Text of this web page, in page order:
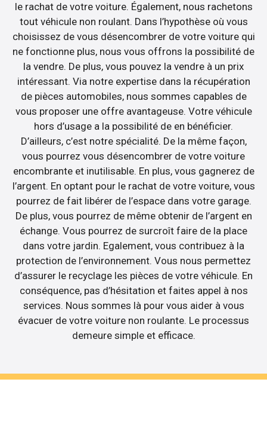
le rachat de votre voiture. Également, nous rachetons
tout véhicule non roulant. Dans l’hypothèse où vous
choisissez de vous désencombrer de votre voiture qui
ne fonctionne plus, nous vous offrons la possibilité de
la vendre. De plus, vous pouvez la vendre à un prix
intéressant. Via notre expertise dans la récupération
de pièces automobiles, nous sommes capables de
vous proposer une offre avantageuse. Votre véhicule
hors d’usage a la possibilité de en bénéficier.
D’ailleurs, c’est notre spécialité. De la même façon,
vous pourrez vous désencombrer de votre voiture
encombrante et inutilisable. En plus, vous gagnerez de
l’argent. En optant pour le rachat de votre voiture, vous
pourrez de fait libérer de l’espace dans votre garage.
De plus, vous pourrez de même obtenir de l’argent en
échange. Vous pourrez de surcroît faire de la place
dans votre jardin. Egalement, vous contribuez à la
protection de l’environnement. Vous nous permettez
d’assurer le recyclage les pièces de votre véhicule. En
conséquence, pas d’hésitation et faites appel à nos
services. Nous sommes là pour vous aider à vous
évacuer de votre voiture non roulante. Le processus
demeure simple et efficace.